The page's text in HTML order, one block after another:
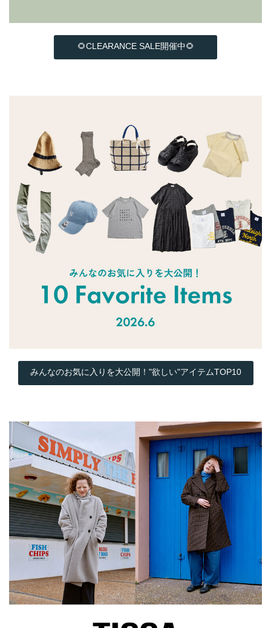
🌻CLEARANCE SALE開催中🌻
みんなのお気に入りを大公開！"欲しい"アイテムTOP10